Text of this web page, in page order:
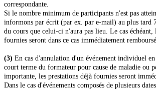
correspondante.
Si le nombre minimum de participants n'est pas
informons par écrit (par ex. par e-mail) au plus tard
du cours que celui-ci n'aura pas lieu. Le cas échéant,
fournies seront dans ce cas immédiatement
(3) En cas d'annulation d'un événement individuel en
court terme du formateur pour cause de maladie ou
importante, les prestations déjà fournies seront
Dans le cas d'événements composés de plusieurs